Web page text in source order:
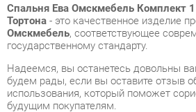
Надеемся, вы останетесь довольны
будем рады, если вы оставите отзыв об
использования, который поможет
будущим покупателям.
Кроме формы обратной связиполучить
консультацию, фото и видеообзор
e-mail, телефону в Екатеринбурге и
Telegram и WhatsApp.